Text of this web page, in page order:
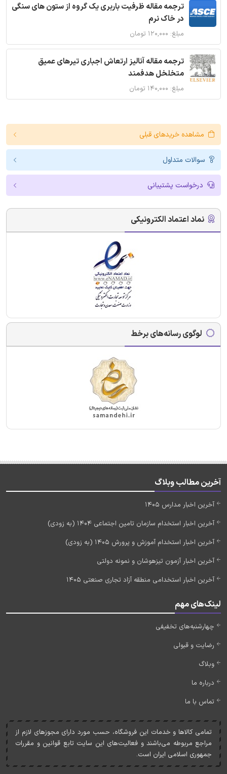
ترجمه مقاله ظرفیت باربری یک گروه از ستون های سنگی
در خاک نرم
مبلغ: ۱۲۰,۰۰۰ تومان
ترجمه مقاله آنالیز ارتعاش اجباری تیرهای عمیق
متخلخل هدفمند
مبلغ: ۱۴۰,۰۰۰ تومان
مشاهده خریدهای قبلی
سوالات متداول
درخواست پشتیبانی
نماد اعتماد الکترونیکی
لوگوی رسانه‌های برخط
آخرین مطالب وبلاگ
آخرین اخبار مدارس 1405
آخرین اخبار استخدام سازمان تامین اجتماعی 1404 (به زودی)
آخرین اخبار استخدام آموزش و پرورش 1405 (به زودی)
آخرین اخبار آزمون تیزهوشان و نمونه دولتی
آخرین اخبار استخدامی منطقه آزاد تجاری صنعتی 1405
لینک‌های مهم
چهارشنبه‌های تخفیفی
رضایت و قبولی
وبلاگ
درباره ما
تماس با ما
تمامی کالاها و خدمات اين فروشگاه، حسب مورد دارای مجوزهای لازم از
مراجع مربوطه می‌باشند و فعاليت‌های اين سايت تابع قوانين و مقررات
جمهوری اسلامی ايران است.